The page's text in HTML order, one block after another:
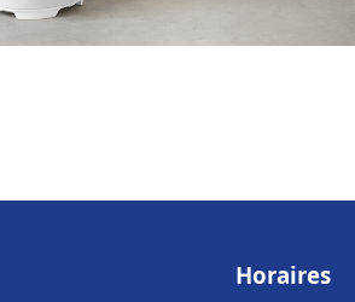
Horaires